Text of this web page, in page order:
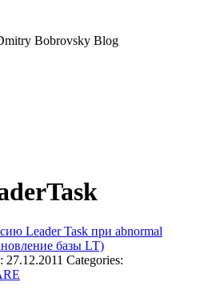
Bobrovsky Blog
Leader Task при abnormal
базы LT)
27.12.2011 Categories: